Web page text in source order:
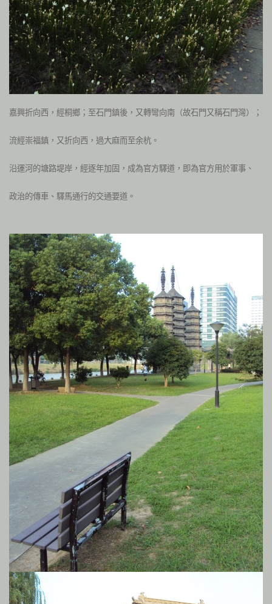
嘉興折向西，經桐鄉；至石門鎮後，又轉彎向南（故石門又稱石門灣）；
流經崇福鎮，又折向西，過大麻而至余杭。
沿運河的塘路堤岸，經逐年加固，成為官方驛道，即為官方用於軍事、
政治的傳車、驛馬通行的交通要道。